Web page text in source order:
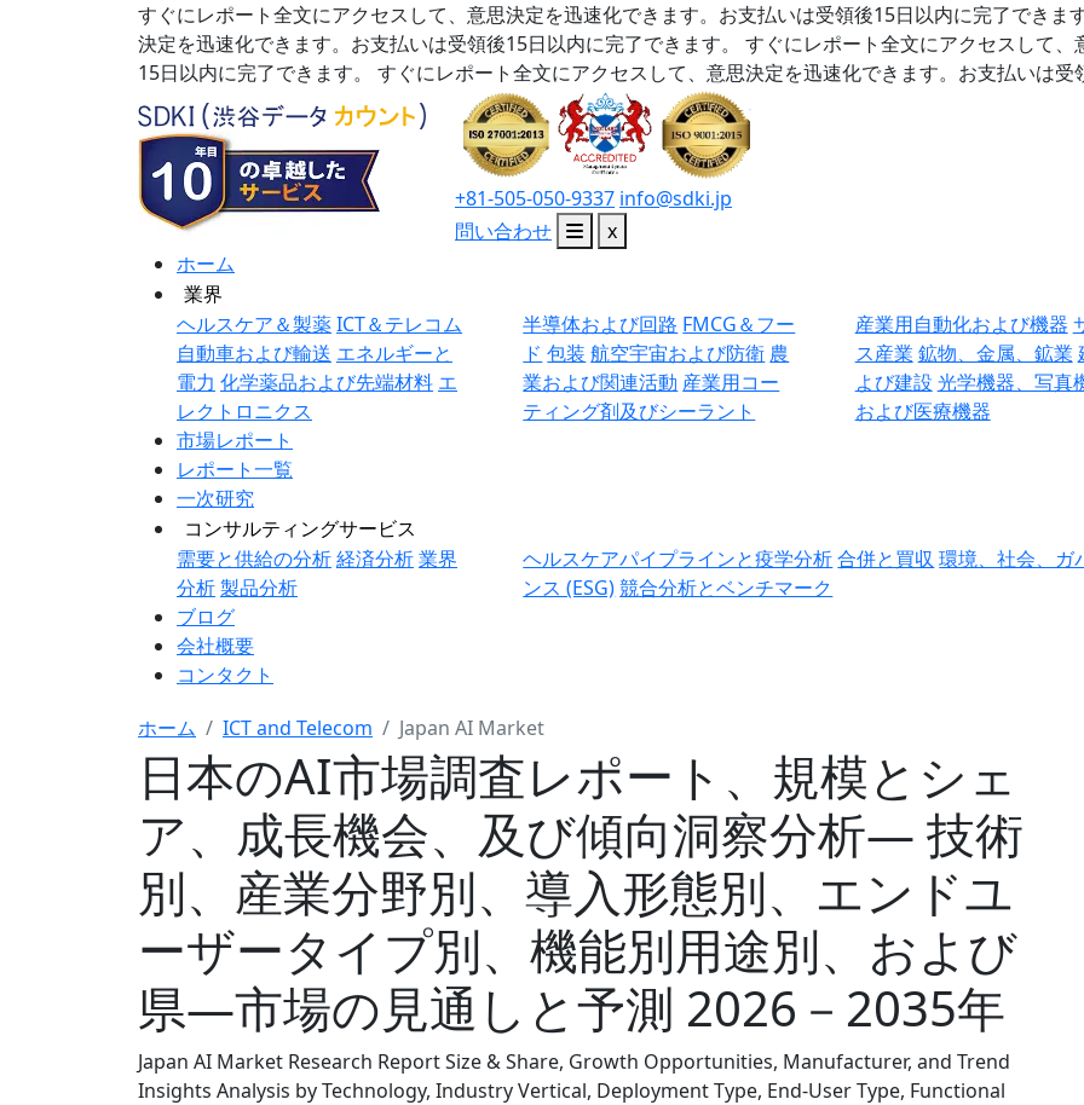
すぐにレポート全文にアクセスして、意思決定を迅速化できます。お支払いは受領後15日以内に完了できます
決定を迅速化できます。お支払いは受領後15日以内に完了できます。
すぐにレポート全文にアクセスして
15日以内に完了できます。
すぐにレポート全文にアクセスして、意思決定を迅速化できます。お支払いは受
+81-505-050-9337 info@sdki.jp
問い合わせ
x
ホーム
業界
ヘルスケア＆製薬ICT＆テレコム
自動車および輸送 エネルギーと
電力 化学薬品および先端材料 エ
レクトロニクス
半導体および回路 FMCG＆フー
ド 包装 航空宇宙および防衛 農
業および関連活動 産業用コー
ティング剤及びシーラント
産業用自動化および機器
ス産業 鉱物、金属、鉱業
よび建設 光学機器、写真
および医療機器
市場レポート
レポート一覧
一次研究
コンサルティングサービス
需要と供給の分析経済分析業界
分析製品分析
ヘルスケアパイプラインと疫学分析合併と買収 環境、社会、ガ
ンス (ESG)競合分析とベンチマーク
ブログ
会社概要
コンタクト
ホーム ICT and Telecom Japan AI Market
日本のAI市場調査レポート、規模とシェ
ア、成長機会、及び傾向洞察分析― 技術
別、産業分野別、導入形態別、エンドユ
ーザータイプ別、機能別用途別、および
県―市場の見通しと予測 2026－2035年
Japan AI Market Research Report Size & Share, Growth Opportunities, Manufacturer, and Trend
Insights Analysis by Technology, Industry Vertical, Deployment Type, End-User Type, Functional